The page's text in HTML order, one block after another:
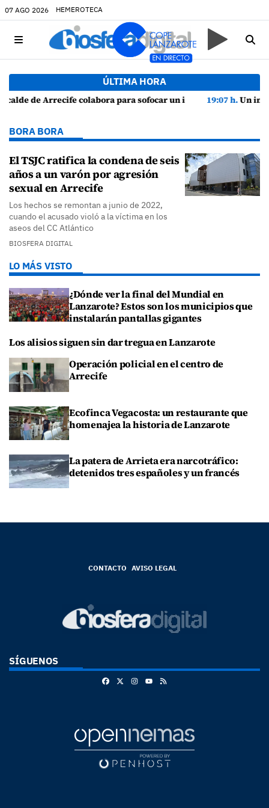
07 AGO 2026 HEMEROTECA
ÚLTIMA HORA
un incendio en una vivienda de Playa Honda
19:07 h.Un incendio localizado en un sofá
BORA BORA
El TSJC ratifica la condena de seis
años a un varón por agresión
sexual en Arrecife
Los hechos se remontan a junio de 2022,
cuando el acusado violó a la víctima en los
aseos del CC Atlántico
BIOSFERA DIGITAL
LO MÁS VISTO
¿Dónde ver la final del Mundial en
Lanzarote? Estos son los municipios que
instalarán pantallas gigantes
Los alisios siguen sin dar tregua en Lanzarote
Operación policial en el centro de
Arrecife
Ecofinca Vegacosta: un restaurante que
homenajea la historia de Lanzarote
La patera de Arrieta era narcotráfico:
detenidos tres españoles y un francés
CONTACTO AVISO LEGAL
SÍGUENOS
FacebookInstagram